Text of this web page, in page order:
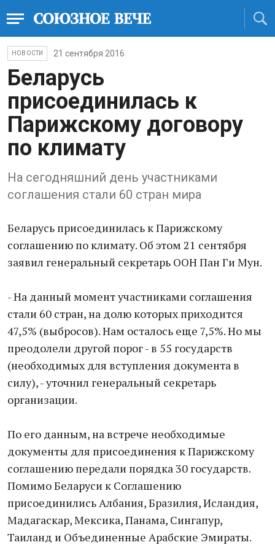
НОВОСТИ 21 сентября 2016
Беларусь
присоединилась к
Парижскому договору
по климату
На сегодняшний день участниками
соглашения стали 60 стран мира
Беларусь присоединилась к Парижскому
соглашению по климату. Об этом 21 сентября
заявил генеральный секретарь ООН Пан Ги Мун.
- На данный момент участниками соглашения
стали 60 стран, на долю которых приходится
47,5% (выбросов). Нам осталось еще 7,5%. Но мы
преодолели другой порог - в 55 государств
(необходимых для вступления документа в
силу), - уточнил генеральный секретарь
организации.
По его данным, на встрече необходимые
документы для присоединения к Парижскому
соглашению передали порядка 30 государств.
Помимо Беларуси к Соглашению
присоединились Албания, Бразилия, Исландия,
Мадагаскар, Мексика, Панама, Сингапур,
Таиланд и Объединенные Арабские Эмираты.